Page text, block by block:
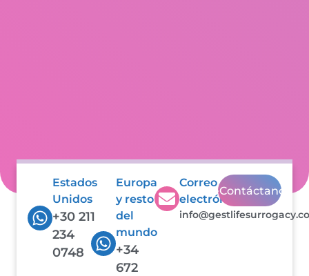
Estados
Unidos
+30 211
234
0748
Europa
y resto
del
mundo
+34
672
Correo
electrónico
Contáctanos